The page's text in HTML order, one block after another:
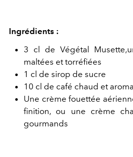
Ingrédients :
3 cl de Végétal
maltées et torréfiées
1 cl de sirop de sucre
10 cl de café chaud et
Une crème fouettée
finition, ou une crème
gourmands